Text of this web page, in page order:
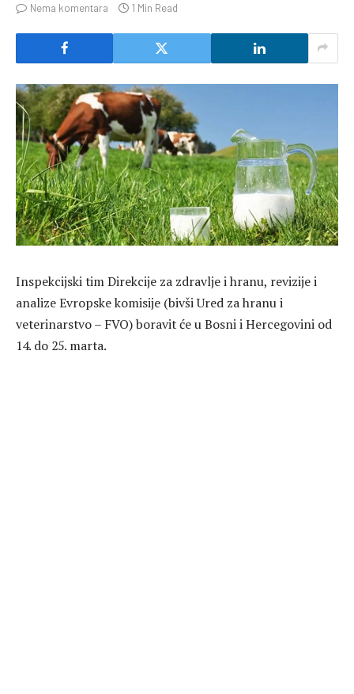
Nema komentara
1 Min Read
Inspekcijski tim Direkcije za zdravlje i hranu, revizije i
analize Evropske komisije (bivši Ured za hranu i
veterinarstvo – FVO) boravit će u Bosni i Hercegovini od
14. do 25. marta.